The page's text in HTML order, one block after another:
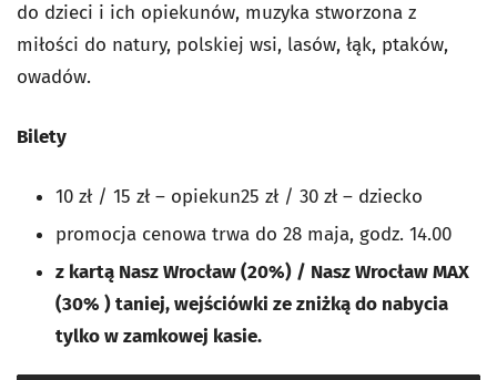
do dzieci i ich opiekunów, muzyka stworzona z
miłości do natury, polskiej wsi, lasów, łąk, ptaków,
owadów.
Bilety
10 zł / 15 zł – opiekun25 zł / 30 zł – dziecko
promocja cenowa trwa do 28 maja, godz. 14.00
z kartą Nasz Wrocław (20%) / Nasz Wrocław MAX
(30% ) taniej, wejściówki ze zniżką do nabycia
tylko w zamkowej kasie.